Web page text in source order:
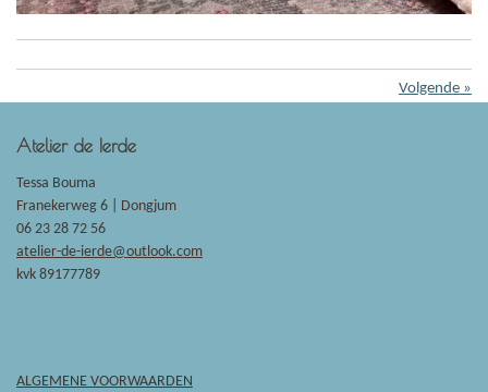
Volgende »
Atelier de Ierde
Tessa Bouma
Franekerweg 6 | Dongjum
06 23 28 72 56
atelier-de-ierde@outlook.com
kvk 89177789
ALGEMENE VOORWAARDEN